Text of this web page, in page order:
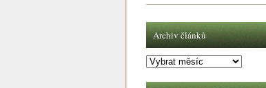
Archiv článků
Archiv
článků